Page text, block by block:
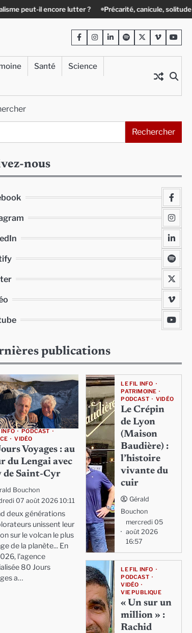
? Précarité, canicule, solitude : quand le lien social
Facebook
Instagram
LinkedInSpotifyTwitterViméo
Santé
Science
Rechercher
nous
publications
INFO
PODCAST
VIDÉO
Voyages : au
du Lengai avec
de Saint-Cyr
Bouchon
07 août 2026 10:11
deux générations
unissent leur
sur le volcan le plus
de la planète... En
l'agence
80 Jours
a…
LE FIL INFO
PATRIMOINE
PODCAST
VIDÉO
Le Crépin
de Lyon
(Maison
Baudière) :
l’histoire
vivante du
cuir
Gérald
Bouchon
mercredi 05
août 2026
16:57
LE FIL INFO
PODCAST
VIDÉO
VIE PUBLIQUE
« Un sur un
million » :
Rachid